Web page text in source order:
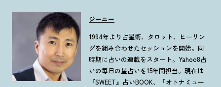
ジーニー
1994年より占星術、タロット、ヒーリン
グを組み合わせたセッションを開始。同
時期に占いの連載をスタート。Yahoo8占
いの毎日の星占いを15年間担当。現在は
『SWEET』占いBOOK、『オトナミュー